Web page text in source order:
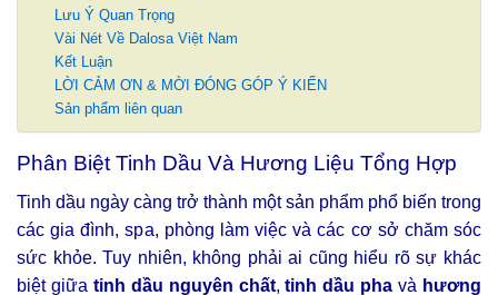
Lưu Ý Quan Trọng
Vài Nét Về Dalosa Việt Nam
Kết Luận
LỜI CẢM ƠN & MỜI ĐÓNG GÓP Ý KIẾN
Sản phẩm liên quan
Phân Biệt Tinh Dầu Và Hương Liệu Tổng Hợp
Tinh dầu ngày càng trở thành một sản phẩm phổ biến trong
các gia đình, spa, phòng làm việc và các cơ sở chăm sóc
sức khỏe. Tuy nhiên, không phải ai cũng hiểu rõ sự khác
biệt giữa tinh dầu nguyên chất,tinh dầu pha và hương